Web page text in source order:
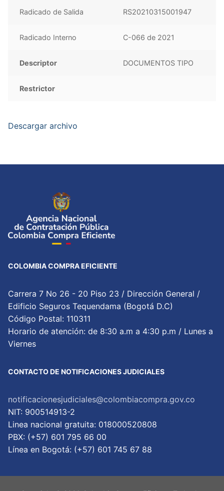
Radicado de Salida RS20210315001947
Radicado Interno C-066 de 2021
Descriptor DOCUMENTOS TIPO
Restrictor
Descargar archivo
COLOMBIA COMPRA EFICIENTE
Carrera 7 No 26 - 20 Piso 23 / Dirección General /
Edificio Seguros Tequendama (Bogotá D.C)
Código Postal: 110311
Horario de atención: de 8:30 a.m a 4:30 p.m / Lunes a
Viernes
CONTACTO DE NOTIFICACIONES JUDICIALES
notificacionesjudiciales@colombiacompra.gov.co
NIT: 900514913-2
Linea nacional gratuita: 018000520808
PBX: (+57) 601 795 66 00
Lí­nea en Bogotá: (+57) 601 745 67 88